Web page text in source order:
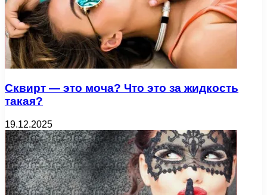
Сквирт — это моча? Что это за жидкость
такая?
19.12.2025